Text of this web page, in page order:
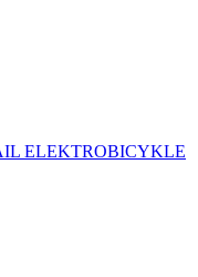
ELEKTROBICYKLE